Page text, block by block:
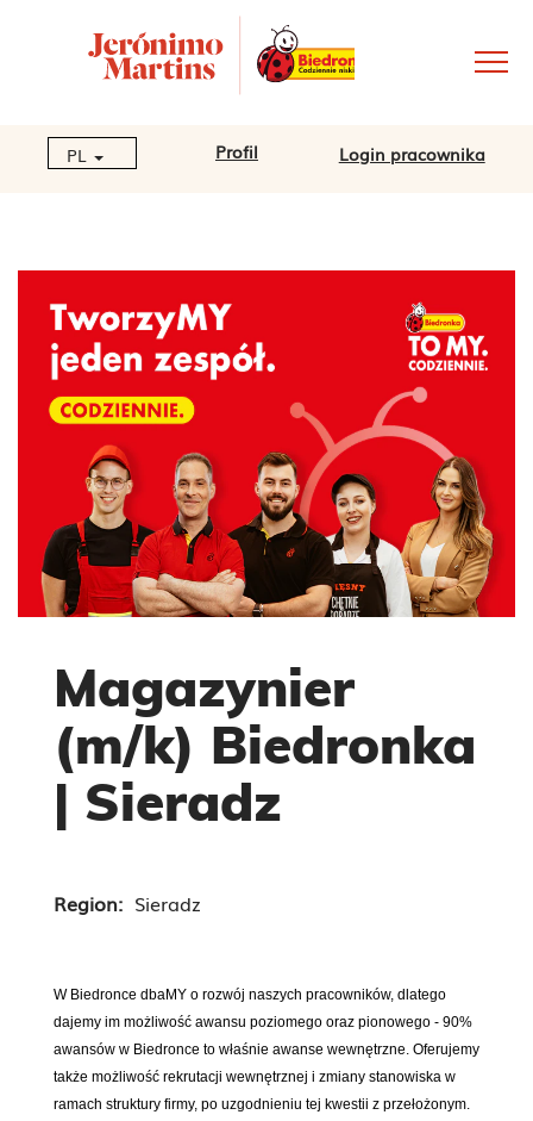
PL Profil Login pracownika
Magazynier
(m/k) Biedronka
| Sieradz
Region: Sieradz
W Biedronce dbaMY o rozwój naszych pracowników, dlatego
dajemy im możliwość awansu poziomego oraz pionowego - 90%
awansów w Biedronce to właśnie awanse wewnętrzne. Oferujemy
także możliwość rekrutacji wewnętrznej i zmiany stanowiska w
ramach struktury firmy, po uzgodnieniu tej kwestii z przełożonym.